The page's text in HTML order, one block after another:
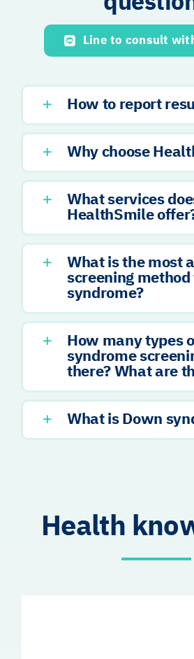
Line to consult
How to report
Why choose
What services
HealthSmile
What is the most
screening
syndrome?
How many types
syndrome
there? What are
What is Down
Health